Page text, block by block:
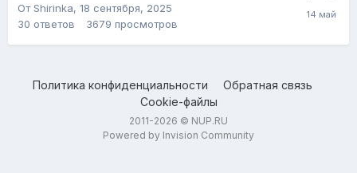
От Shirinka, 18 сентября, 2025
30 ответов 3679 просмотров
Политика конфиденциальности
Обратная связь
Cookie-файлы
2011-2026 © NUP.RU
Powered by Invision Community